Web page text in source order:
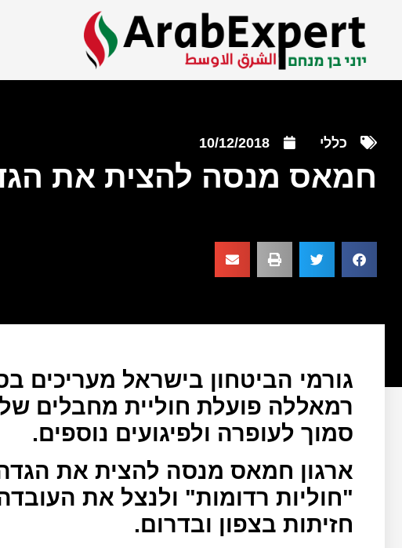
כללי 10/12/2018
חמאס מנסה להצית את
גורמי הביטחון בישראל מעריכים
רמאללה פועלת חוליית מחבלים
סמוך לעופרה ולפיגועים נוספים.
ארגון חמאס מנסה להצית את
"חוליות רדומות" ולנצל את
חזיתות בצפון ובדרום.